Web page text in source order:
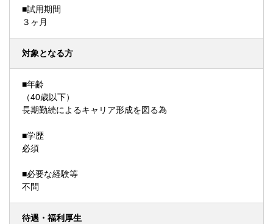
■試用期間
３ヶ月
対象となる方
■年齢
（40歳以下）
長期勤続によるキャリア形成を図る為
■学歴
必須
■必要な経験等
不問
待遇・福利厚生